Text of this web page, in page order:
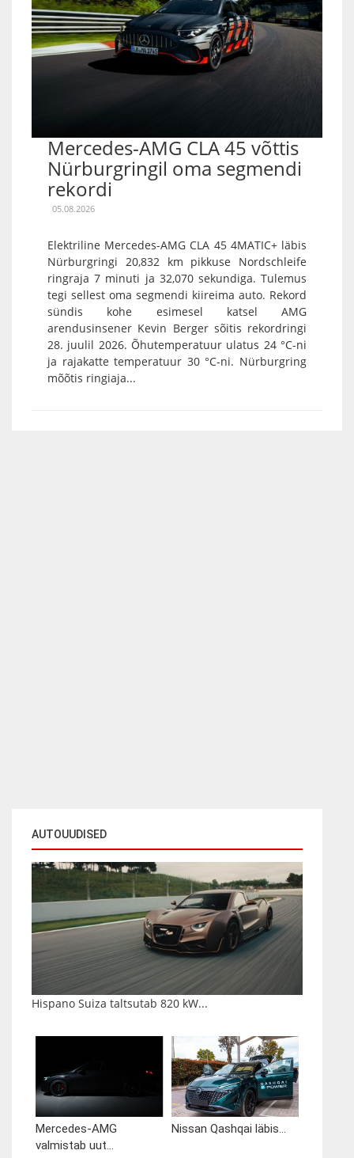
AUTOUUDISED
Hispano Suiza taltsutab 820 kW...
Mercedes-AMG
valmistab uut...
Nissan Qashqai läbis...
Mercedes-AMG CLA 45 võttis
Nürburgringil oma segmendi
rekordi
05.08.2026
Elektriline Mercedes-AMG CLA 45 4MATIC+ läbis
Nürburgringi 20,832 km pikkuse Nordschleife
ringraja 7 minuti ja 32,070 sekundiga. Tulemus
tegi sellest oma segmendi kiireima auto. Rekord
sündis kohe esimesel katsel AMG
arendusinsener Kevin Berger sõitis rekordringi
28. juulil 2026. Õhutemperatuur ulatus 24 °C-ni
ja rajakatte temperatuur 30 °C-ni. Nürburgring
mõõtis ringiaja...